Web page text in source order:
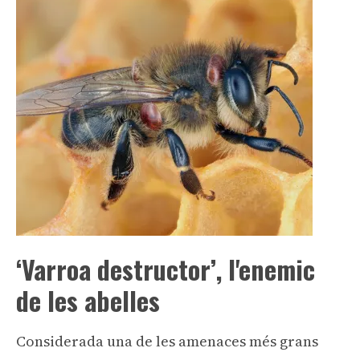
‘Varroa destructor’, l'enemic
de les abelles
Considerada una de les amenaces més grans